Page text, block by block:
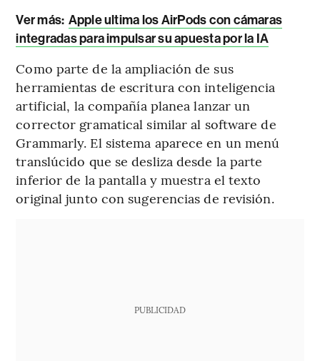
Ver más: Apple ultima los AirPods con cámaras
integradas para impulsar su apuesta por la IA
Como parte de la ampliación de sus
herramientas de escritura con inteligencia
artificial, la compañía planea lanzar un
corrector gramatical similar al software de
Grammarly. El sistema aparece en un menú
translúcido que se desliza desde la parte
inferior de la pantalla y muestra el texto
original junto con sugerencias de revisión.
PUBLICIDAD